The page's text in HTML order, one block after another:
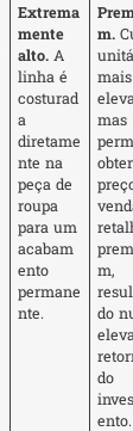
Extrema
mente
alto. A
linha é
costurad
a
diretame
nte na
peça de
roupa
para um
acabam
ento
permane
nte.
m.
mais
mas
m,
do
do
ento.